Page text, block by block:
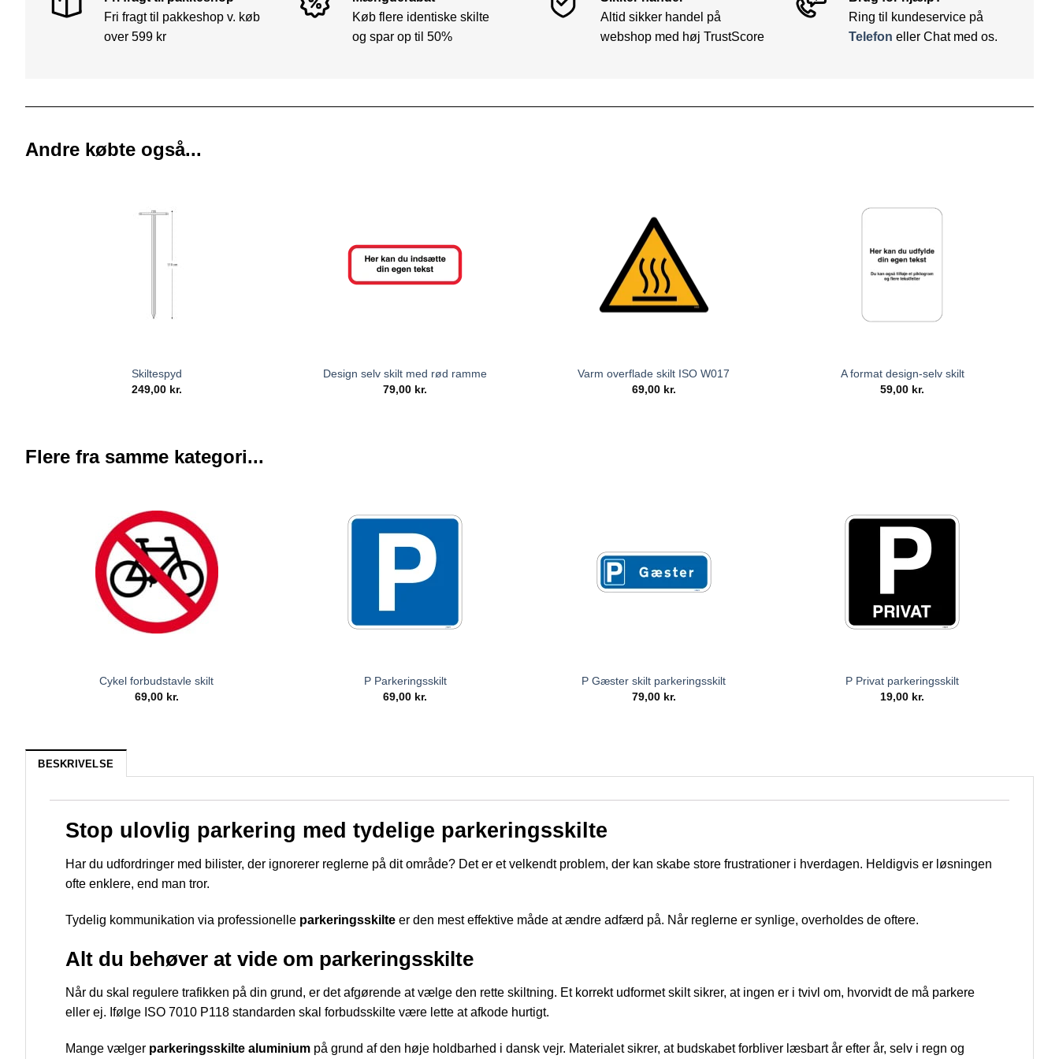
Fri fragt til pakkeshop v. køb
over 599 kr
Køb flere identiske skilte
og spar op til 50%
Altid sikker handel på
webshop med høj TrustScore
Ring til kundeservice på
Telefon eller Chat med os.
Andre købte også...
Skiltespyd
249,00 kr.
Design selv skilt med rød ramme
79,00 kr.
Varm overflade skilt ISO W017
69,00 kr.
A format design-selv skilt
59,00 kr.
Flere fra samme kategori...
Cykel forbudstavle skilt
69,00 kr.
P Parkeringsskilt
69,00 kr.
P Gæster skilt parkeringsskilt
79,00 kr.
P Privat parkeringsskilt
19,00 kr.
BESKRIVELSE
Stop ulovlig parkering med tydelige parkeringsskilte
Har du udfordringer med bilister, der ignorerer reglerne på dit område? Det er et velkendt problem, der kan skabe store frustrationer i hverdagen. Heldigvis er løsningen
ofte enklere, end man tror.
Tydelig kommunikation via professionelle parkeringsskilte er den mest effektive måde at ændre adfærd på. Når reglerne er synlige, overholdes de oftere.
Alt du behøver at vide om parkeringsskilte
Når du skal regulere trafikken på din grund, er det afgørende at vælge den rette skiltning. Et korrekt udformet skilt sikrer, at ingen er i tvivl om, hvorvidt de må parkere
eller ej. Ifølge ISO 7010 P118 standarden skal forbudsskilte være lette at afkode hurtigt.
Mange vælger parkeringsskilte aluminium på grund af den høje holdbarhed i dansk vejr. Materialet sikrer, at budskabet forbliver læsbart år efter år, selv i regn og